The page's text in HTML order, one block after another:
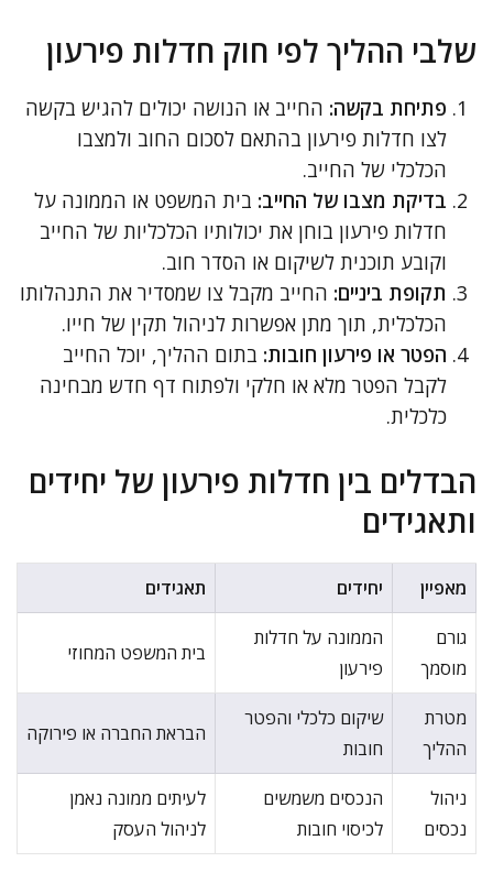
שלבי ההליך לפי חוק חדלות פירעון
פתיחת בקשה: החייב או הנושה יכולים להגיש בקשה
לצו חדלות פירעון בהתאם לסכום החוב ולמצבו
הכלכלי של החייב.
בדיקת מצבו של החייב: בית המשפט או הממונה על
חדלות פירעון בוחן את יכולותיו הכלכליות של החייב
וקובע תוכנית לשיקום או הסדר חוב.
תקופת ביניים: החייב מקבל צו שמסדיר את התנהלותו
הכלכלית, תוך מתן אפשרות לניהול תקין של חייו.
הפטר או פירעון חובות: בתום ההליך, יוכל החייב
לקבל הפטר מלא או חלקי ולפתוח דף חדש מבחינה
כלכלית.
הבדלים בין חדלות פירעון של יחידים
ותאגידים
מאפיין יחידים תאגידים
גורם
מוסמך
הממונה על חדלות
פירעון
בית המשפט המחוזי
מטרת
ההליך
שיקום כלכלי והפטר
חובות
הבראת החברה או פירוקה
ניהול
נכסים
הנכסים משמשים
לכיסוי חובות
לעיתים ממונה נאמן
לניהול העסק